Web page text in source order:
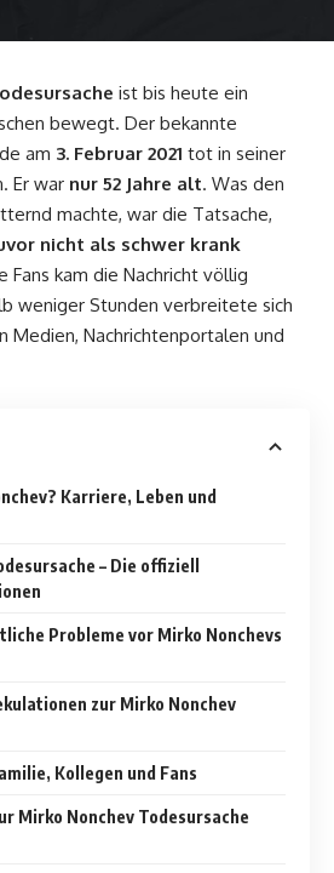
ist bis heute ein
bewegt. Der bekannte
am 3. Februar 2021 tot in seiner
Er war nur 52 Jahre alt. Was den
machte, war die Tatsache,
nicht als schwer krank
Fans kam die Nachricht völlig
weniger Stunden verbreitete sich
Medien, Nachrichtenportalen und
Karriere, Leben und
– Die offiziell
Probleme vor Mirko Nonchevs
zur Mirko Nonchev
Kollegen und Fans
Mirko Nonchev Todesursache